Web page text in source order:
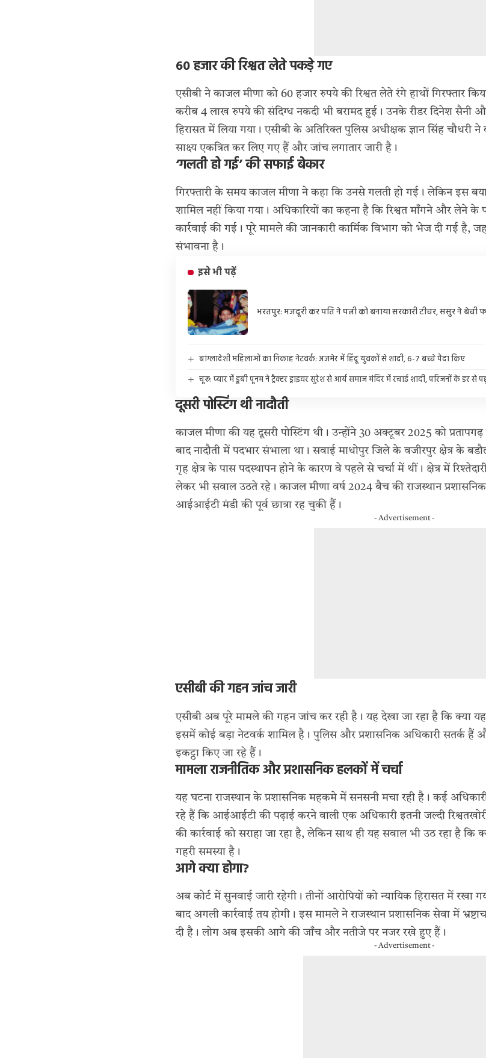
60 हजार की रिश्वत लेते पकड़े गए
एसीबी ने काजल मीणा को 60 हजार रुपये की रिश्वत लेते रंगे हाथों गिरफ्तार
करीब 4 लाख रुपये की संदिग्ध नकदी भी बरामद हुई। उनके रीडर दिनेश सैनी
हिरासत में लिया गया। एसीबी के अतिरिक्त पुलिस अधीक्षक ज्ञान सिंह चौधरी
साक्ष्य एकत्रित कर लिए गए हैं और जांच लगातार जारी है।
‘गलती हो गई’ की सफाई बेकार
गिरफ्तारी के समय काजल मीणा ने कहा कि उनसे गलती हो गई। लेकिन इस
शामिल नहीं किया गया। अधिकारियों का कहना है कि रिश्वत माँगने और लेने के
कार्रवाई की गई। पूरे मामले की जानकारी कार्मिक विभाग को भेज दी गई है,
संभावना है।
इसे भी पढ़ें
भरतपुर: मजदूरी कर पति ने पत्नी को बनाया सरकारी टीचर, ससुर ने बेची
बांग्लादेशी महिलाओं का निकाह नेटवर्क: अजमेर में हिंदू युवकों से शादी, 6-7 बच्चे पैदा किए
चूरू: प्यार में डूबी पूनम ने ट्रैक्टर ड्राइवर सुरेश से आर्य समाज मंदिर में रचाई शादी, परिजनों के डर से
दूसरी पोस्टिंग थी नादौती
काजल मीणा की यह दूसरी पोस्टिंग थी। उन्होंने 30 अक्टूबर 2025 को
बाद नादौती में पदभार संभाला था। सवाई माधोपुर जिले के वजीरपुर क्षेत्र के
गृह क्षेत्र के पास पदस्थापन होने के कारण वे पहले से चर्चा में थीं। क्षेत्र में
लेकर भी सवाल उठते रहे। काजल मीणा वर्ष 2024 बैच की राजस्थान
आईआईटी मंडी की पूर्व छात्रा रह चुकी हैं।
- Advertisement -
एसीबी की गहन जांच जारी
एसीबी अब पूरे मामले की गहन जांच कर रही है। यह देखा जा रहा है कि क्या यह
इसमें कोई बड़ा नेटवर्क शामिल है। पुलिस और प्रशासनिक अधिकारी सतर्क हैं
इकट्ठा किए जा रहे हैं।
मामला राजनीतिक और प्रशासनिक हलकों में चर्चा
यह घटना राजस्थान के प्रशासनिक महकमे में सनसनी मचा रही है। कई
रहे हैं कि आईआईटी की पढ़ाई करने वाली एक अधिकारी इतनी जल्दी
की कार्रवाई को सराहा जा रहा है, लेकिन साथ ही यह सवाल भी उठ रहा है कि
गहरी समस्या है।
आगे क्या होगा?
अब कोर्ट में सुनवाई जारी रहेगी। तीनों आरोपियों को न्यायिक हिरासत में रखा
बाद अगली कार्रवाई तय होगी। इस मामले ने राजस्थान प्रशासनिक सेवा में
दी है। लोग अब इसकी आगे की जाँच और नतीजे पर नजर रखे हुए हैं।
- Advertisement -